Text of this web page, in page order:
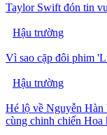
Taylor Swift đón tin
Hậu trường
Vì sao cặp đôi phim
Hậu trường
Hé lộ về Nguyễn Hàn
cùng chinh chiến